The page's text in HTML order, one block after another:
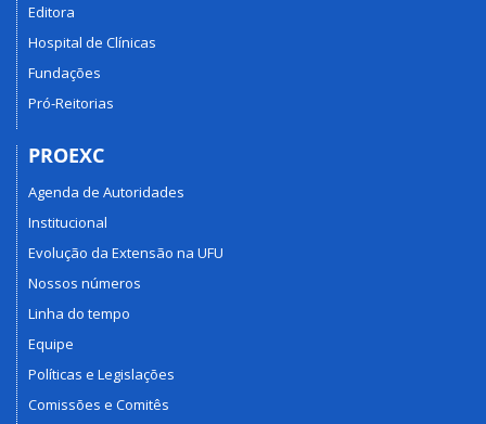
Editora
Hospital de Clínicas
Fundações
Pró-Reitorias
PROEXC
Agenda de Autoridades
Institucional
Evolução da Extensão na UFU
Nossos números
Linha do tempo
Equipe
Políticas e Legislações
Comissões e Comitês